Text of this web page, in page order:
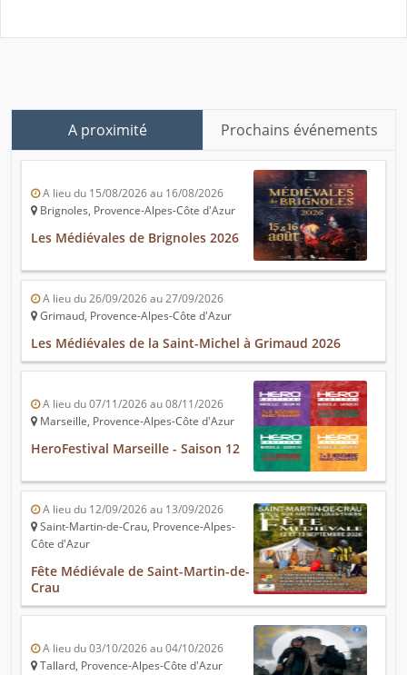
A proximité Prochains événements
A lieu du 15/08/2026 au 16/08/2026
Brignoles, Provence-Alpes-Côte d'Azur
Les Médiévales de Brignoles 2026
A lieu du 26/09/2026 au 27/09/2026
Grimaud, Provence-Alpes-Côte d'Azur
Les Médiévales de la Saint-Michel à Grimaud 2026
A lieu du 07/11/2026 au 08/11/2026
Marseille, Provence-Alpes-Côte d'Azur
HeroFestival Marseille - Saison 12
A lieu du 12/09/2026 au 13/09/2026
Saint-Martin-de-Crau, Provence-Alpes-
Côte d'Azur
Fête Médiévale de Saint-Martin-de-
Crau
A lieu du 03/10/2026 au 04/10/2026
Tallard, Provence-Alpes-Côte d'Azur